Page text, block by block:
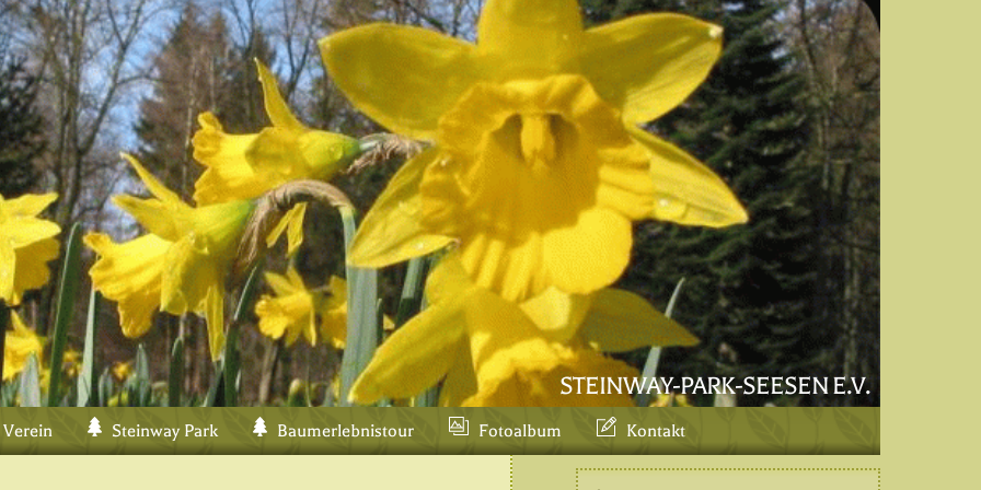
STEINWAY-PARK-SEESEN E.V.
Steinway Park Baumerlebnistour Fotoalbum Kontakt